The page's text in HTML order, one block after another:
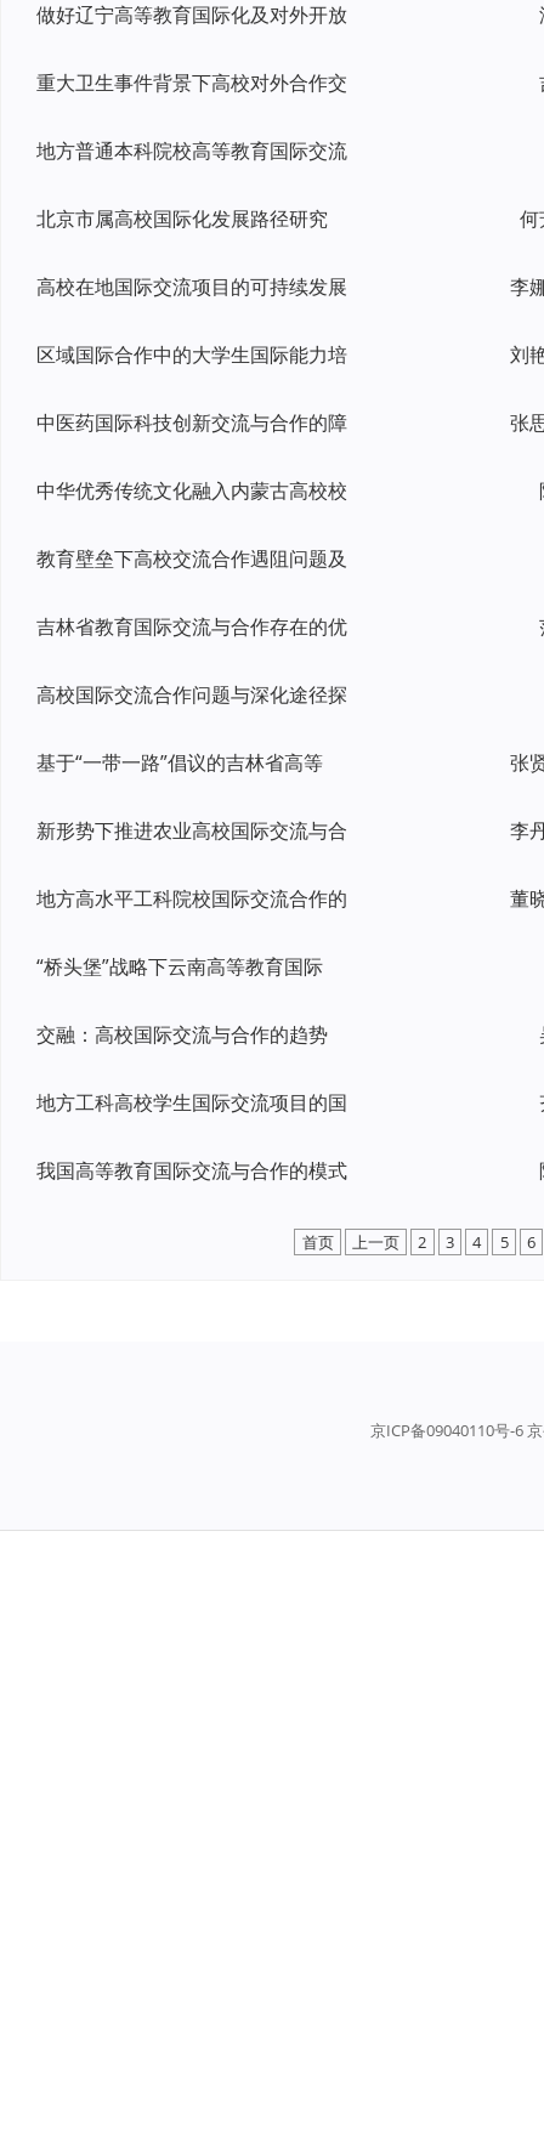
做好辽宁高等教育国际化及对外开放
重大卫生事件背景下高校对外合作交
地方普通本科院校高等教育国际交流
北京市属高校国际化发展路径研究 何
高校在地国际交流项目的可持续发展
区域国际合作中的大学生国际能力培 刘
中医药国际科技创新交流与合作的障
中华优秀传统文化融入内蒙古高校校
教育壁垒下高校交流合作遇阻问题及
吉林省教育国际交流与合作存在的优
高校国际交流合作问题与深化途径探
基于“一带一路”倡议的吉林省高等 张
新形势下推进农业高校国际交流与合
地方高水平工科院校国际交流合作的
“桥头堡”战略下云南高等教育国际
交融：高校国际交流与合作的趋势
地方工科高校学生国际交流项目的国
我国高等教育国际交流与合作的模式
首页 上一页 2 3 4 5 6
京ICP备09040110号-6